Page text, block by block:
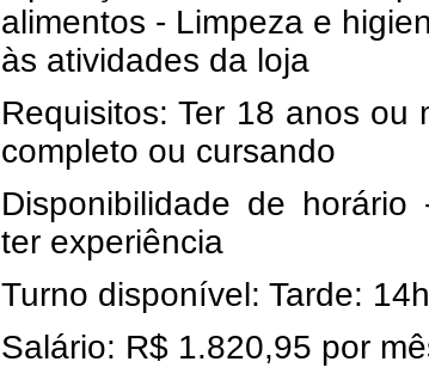
alimentos - Limpeza e
às atividades da loja
Requisitos: Ter 18 anos ou
completo ou cursando
Disponibilidade de
ter experiência
Turno disponível: Tarde:
Salário: R$ 1.820,95 por